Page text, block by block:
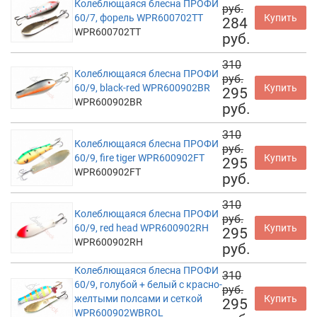
Колеблющаяся блесна ПРОФИ
60/7, форель WPR600702TT
WPR600702TT
руб.
284
руб.
Купить
Колеблющаяся блесна ПРОФИ
60/9, black-red WPR600902BR
WPR600902BR
310
руб.
295
руб.
Купить
Колеблющаяся блесна ПРОФИ
60/9, fire tiger WPR600902FT
WPR600902FT
310
руб.
295
руб.
Купить
Колеблющаяся блесна ПРОФИ
60/9, red head WPR600902RH
WPR600902RH
310
руб.
295
руб.
Купить
Колеблющаяся блесна ПРОФИ
60/9, голубой + белый с красно-
желтыми полсами и сеткой
WPR600902WBROL
310
руб.
295
Купить